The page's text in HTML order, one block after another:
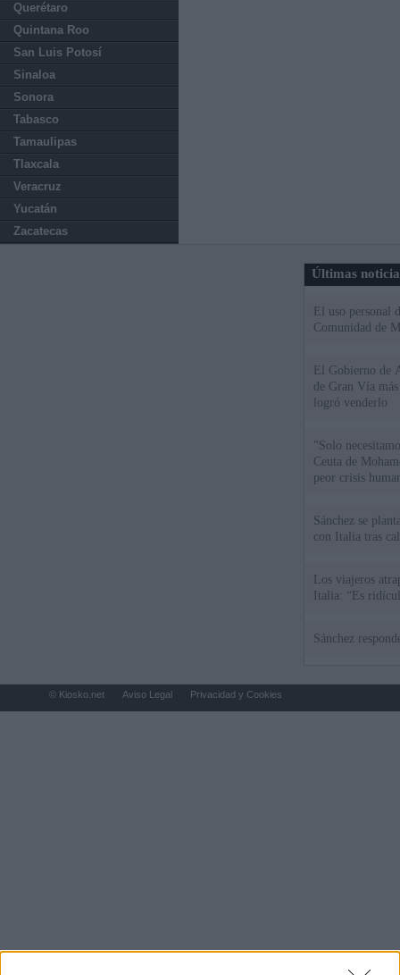
Querétaro
Quintana Roo
San Luis Potosí
Sinaloa
Sonora
Tabasco
Tamaulipas
Tlaxcala
Veracruz
Yucatán
Zacatecas
Últimas
El uso personal
Comunidad de
El Gobierno de
de Gran Vía
logró venderlo
"Solo
Ceuta de
peor crisis
Sánchez se
con Italia tras
Los viajeros
Italia: “Es
Sánchez
© Kiosko.net Aviso Legal Privacidad y Cookies